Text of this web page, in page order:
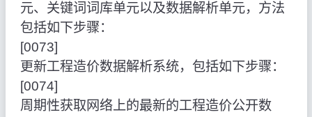
元、关键词词库单元以及数据解析单元，方法
包括如下步骤：
[0073]
更新工程造价数据解析系统，包括如下步骤：
[0074]
周期性获取网络上的最新的工程造价公开数